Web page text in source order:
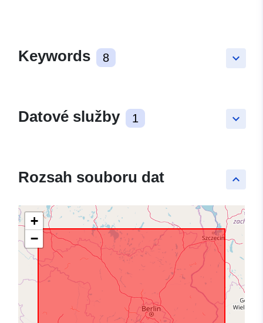
keyboard_arrow_down
Keywords 8
keyboard_arrow_down
Datové služby 1
keyboard_arrow_up
Rozsah souboru dat
+
−